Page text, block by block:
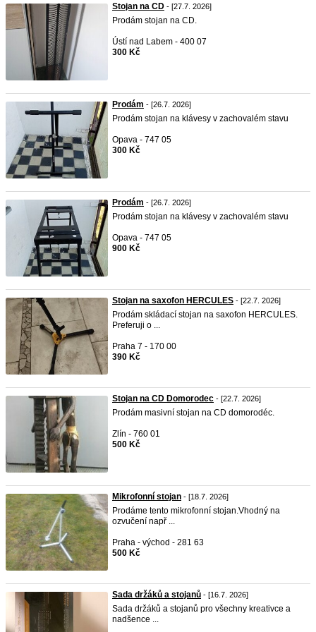
Stojan na CD - [27.7. 2026]
Prodám stojan na CD.
Ústí nad Labem - 400 07
300 Kč
Prodám - [26.7. 2026]
Prodám stojan na klávesy v zachovalém stavu
Opava - 747 05
300 Kč
Prodám - [26.7. 2026]
Prodám stojan na klávesy v zachovalém stavu
Opava - 747 05
900 Kč
Stojan na saxofon HERCULES - [22.7. 2026]
Prodám skládací stojan na saxofon HERCULES.
Preferuji o ...
Praha 7 - 170 00
390 Kč
Stojan na CD Domorodec - [22.7. 2026]
Prodám masivní stojan na CD domorodéc.
Zlín - 760 01
500 Kč
Mikrofonní stojan - [18.7. 2026]
Prodáme tento mikrofonní stojan.Vhodný na
ozvučení např ...
Praha - východ - 281 63
500 Kč
Sada držáků a stojanů - [16.7. 2026]
Sada držáků a stojanů pro všechny kreativce a
nadšence ...